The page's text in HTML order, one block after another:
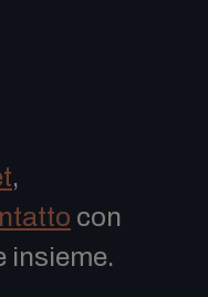
,
con
insieme.